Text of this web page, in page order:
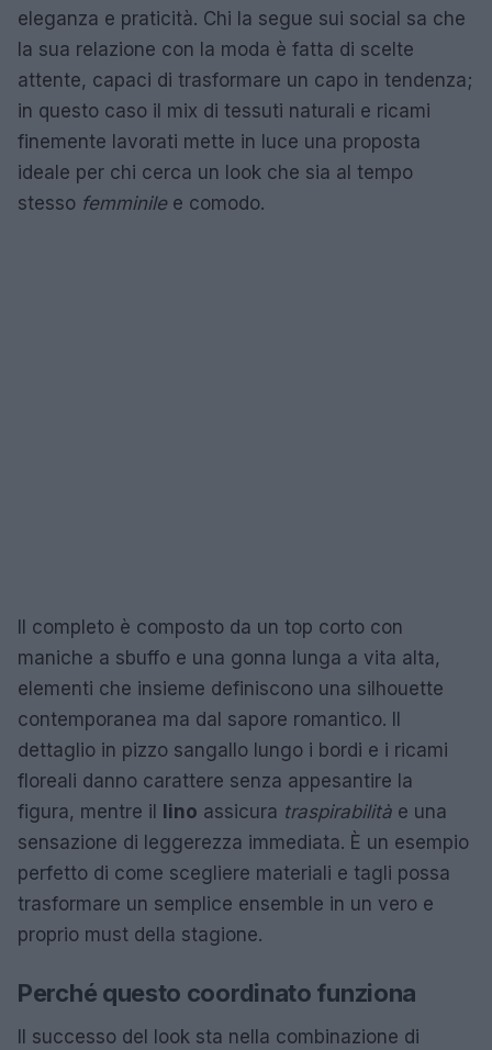
eleganza e praticità. Chi la segue sui social sa che
la sua relazione con la moda è fatta di scelte
attente, capaci di trasformare un capo in tendenza;
in questo caso il mix di tessuti naturali e ricami
finemente lavorati mette in luce una proposta
ideale per chi cerca un look che sia al tempo
stesso femminilee comodo.
Il completo è composto da un top corto con
maniche a sbuffo e una gonna lunga a vita alta,
elementi che insieme definiscono una silhouette
contemporanea ma dal sapore romantico. Il
dettaglio in pizzo sangallo lungo i bordi e i ricami
floreali danno carattere senza appesantire la
figura, mentre il lino assicura traspirabilità e una
sensazione di leggerezza immediata. È un esempio
perfetto di come scegliere materiali e tagli possa
trasformare un semplice ensemble in un vero e
proprio must della stagione.
Perché questo coordinato funziona
Il successo del look sta nella combinazione di